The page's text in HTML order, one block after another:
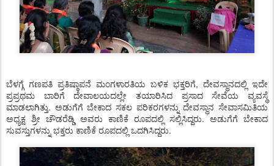
ಬೆಳಗ್ಗೆ ಗಣಪತಿ ಪ್ರತಿಷ್ಠಾಪನೆ ಮಂಗಳಾರತಿಯ ಬಳಿಕ ಭಕ್ತರಿಗೆ, ದೇವಸ್ಥಾನದಲ್ಲಿ ಇದೇ
ಪ್ರಪ್ರಥಮ ಬಾರಿಗೆ ದೇವಾಲಯದಲ್ಲೇ ತಯಾರಿಸಿದ ಪ್ರಸಾದ ಸೇವೆಯ ವ್ಯವಸ್ಥೆ
ಮಾಡಲಾಗಿತ್ತು. ಅಡುಗೆಗೆ ಬೇಕಾದ ಸಕಲ ಪರಿಕರಗಳನ್ನು ದೇವಸ್ಥಾನ ಸೇವಾಸಮಿತಿಯ
ಅಧ್ಯಕ್ಷ ಶ್ರೀ ಚೌಡರೆಡ್ಡಿ ಅವರು ಕಾಣಿಕೆ ರೂಪದಲ್ಲಿ ಸಲ್ಲಿಸಿದ್ದರು. ಅಡುಗೆಗೆ ಬೇಕಾದ
ಸುವಸ್ತುಗಳನ್ನು ಭಕ್ತರು ಕಾಣಿಕೆ ರೂಪದಲ್ಲಿ ಒದಗಿಸಿದ್ದರು.